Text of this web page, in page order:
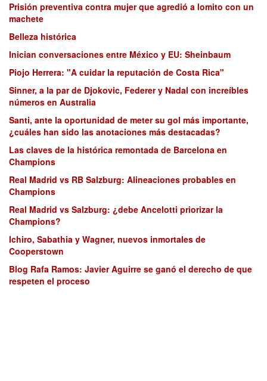
Prisión preventiva contra mujer que agredió a lomito con un
machete
Belleza histórica
Inician conversaciones entre México y EU: Sheinbaum
Piojo Herrera: "A cuidar la reputación de Costa Rica"
Sinner, a la par de Djokovic, Federer y Nadal con increíbles
números en Australia
Santi, ante la oportunidad de meter su gol más importante,
¿cuáles han sido las anotaciones más destacadas?
Las claves de la histórica remontada de Barcelona en
Champions
Real Madrid vs RB Salzburg: Alineaciones probables en
Champions
Real Madrid vs Salzburg: ¿debe Ancelotti priorizar la
Champions?
Ichiro, Sabathia y Wagner, nuevos inmortales de
Cooperstown
Blog Rafa Ramos: Javier Aguirre se ganó el derecho de que
respeten el proceso